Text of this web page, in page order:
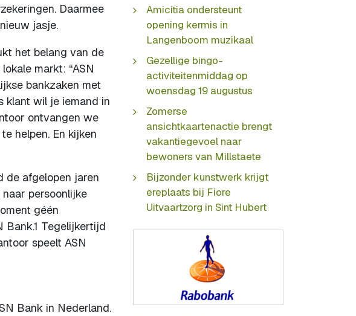
Daarmee
jasje.
het belang van de
markt: “ASN
bankzaken met
klant wil je iemand in
ontvangen we
helpen. En kijken
de afgelopen jaren
persoonlijke
géén
Bank.1 Tegelijkertijd
speelt ASN
Bank in Nederland.
Amicitia ondersteunt
opening kermis in
Langenboom muzikaal
Gezellige bingo-
activiteitenmiddag op
woensdag 19 augustus
Zomerse
ansichtkaartenactie brengt
vakantiegevoel naar
bewoners van Millstaete
Bijzonder kunstwerk krijgt
ereplaats bij Fiore
Uitvaartzorg in Sint Hubert